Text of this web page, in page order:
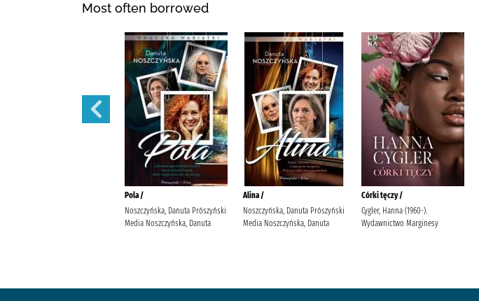
Most often borrowed
Pola /
Noszczyńska, Danuta Prószyński
Media Noszczyńska, Danuta
Alina /
Noszczyńska, Danuta Prószyński
Media Noszczyńska, Danuta
Córki tęczy /
Cygler, Hanna (1960-).
Wydawnictwo Marginesy